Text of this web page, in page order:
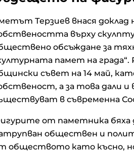
Терзиев внася доклад
върху
обсъждане за
памет на
съвет на 14 май,
а за това дали
в съвременна
от паметника бяха
обществен и
обществото като късно,